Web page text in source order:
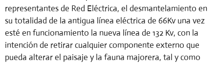
representantes de Red Eléctrica, el desmantelamiento en
su totalidad de la antigua línea eléctrica de 66Kv una vez
esté en funcionamiento la nueva línea de 132 Kv, con la
intención de retirar cualquier componente externo que
pueda alterar el paisaje y la fauna majorera, tal y como